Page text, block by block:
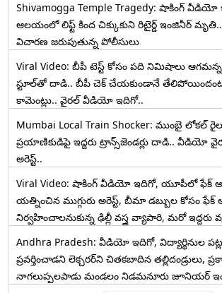
Shivamogga Temple Tragedy: షాకింగ్
ఆలయంలో లిఫ్ట్ కింద చిక్కుకుని రిటైర్డ్ ఇంజినీర్
విచారణ జరుపుతున్న పోలీసులు
Viral Video: బీపీ టెస్ట్‌ కోసం పది నిమిషాలు
స్టూల్‌తో దాడి.. బీపీ చెక్ చేయకుండానే
కామెంట్లు.. వైరల్ వీడియో ఇదిగో..
Mumbai Local Train Shocker: ముంబై లోకల్
ప్రయాణికుడిపై ఇద్దరు ట్రాన్స్‌జెండర్లు దాడి.. వీడియో
అరెస్ట్..
Viral Video: షాకింగ్ వీడియో ఇదిగో, యూపీలో ఫేక్
యత్నించిన ముగ్గురు అరెస్ట్, బీమా డబ్బుల కోసం ఫేక్
నిర్వహించాలనుకున్న ఢిల్లీ వస్త్ర వ్యాపారి, మరో ఇద్దరు
Andhra Pradesh: వీడియో ఇదిగో, విద్యార్థినుల
ప్రవర్తించాడని లెక్చ‌ర‌ర్‌ని చిత‌క‌బాదిన త‌ల్లిదండ్రులు,
నాగలుప్పలపాడు మండలం నిడమనూరు జూనియర్